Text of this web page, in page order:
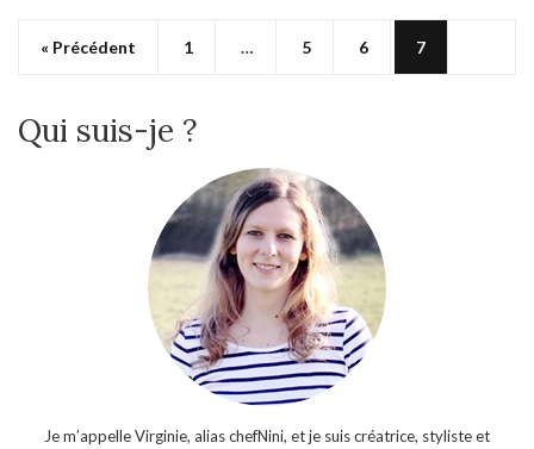
« Précédent 1 … 5 6 7
Qui suis-je ?
Je m’appelle Virginie, alias chefNini, et je suis créatrice, styliste et